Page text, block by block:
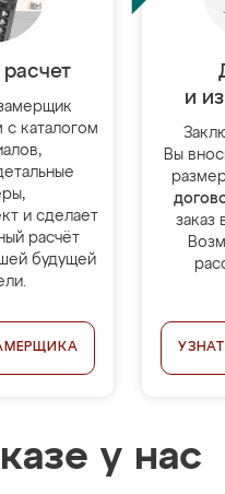
с каталогом
и сделает
расчёт
будущей
и
Вы
заказ
у нас